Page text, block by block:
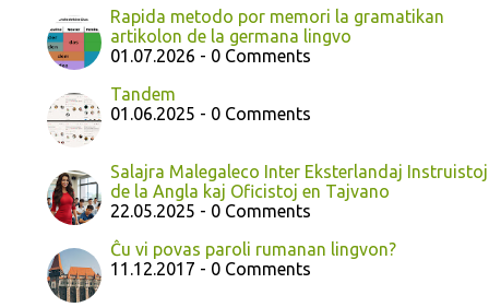
Rapida metodo por memori la gramatikan
artikolon de la germana lingvo
01.07.2026 - 0 Comments
Tandem
01.06.2025 - 0 Comments
Salajra Malegaleco Inter Eksterlandaj Instruistoj
de la Angla kaj Oficistoj en Tajvano
22.05.2025 - 0 Comments
Ĉu vi povas paroli rumanan lingvon?
11.12.2017 - 0 Comments